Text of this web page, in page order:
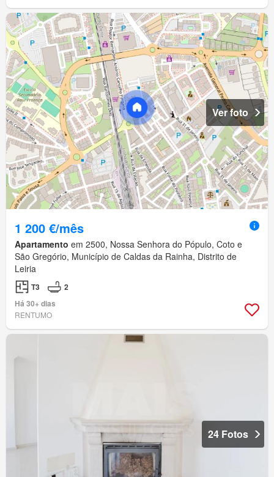
Ver foto
1 200 €/mês
Apartamento em 2500, Nossa Senhora do Pópulo, Coto e
São Gregório, Município de Caldas da Rainha, Distrito de
Leiria
T3
2
Há 30+ dias
RENTUMO
24 Fotos